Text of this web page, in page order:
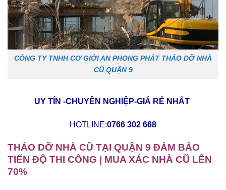
CÔNG TY TNHH CƠ GIỚI AN PHONG PHÁT THÁO DỠ NHÀ
CŨ QUẬN 9
UY TÍN -CHUYÊN NGHIỆP-GIÁ RẺ NHẤT
HOTLINE:0766 302 668
THÁO DỠ NHÀ CŨ TẠI QUẬN 9 ĐẢM BẢO
TIẾN ĐỘ THI CÔNG | MUA XÁC NHÀ CŨ LÊN
70%